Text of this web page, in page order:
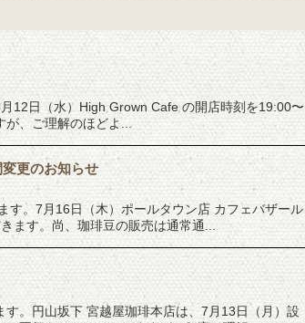
12日（水）High Grown Cafe の開店時刻を19:00〜
が、ご理解のほどよ...
更のお知らせ
す。7月16日（木）ポールタウン店 カフェバザール
ます。尚、珈琲豆の販売は通常通...
。円山坂下 宮越屋珈琲本店は、7月13日（月）設